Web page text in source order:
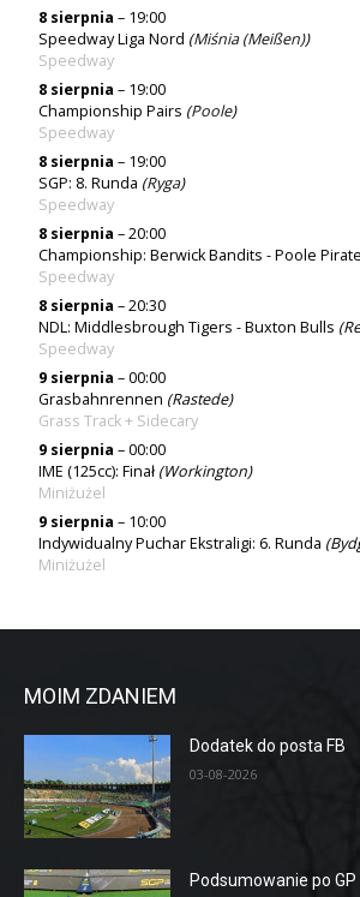
8 sierpnia – 19:00
Speedway Liga Nord (Miśnia (Meißen))
Speedway
8 sierpnia – 19:00
Championship Pairs (Poole)
Speedway
8 sierpnia – 19:00
SGP: 8. Runda (Ryga)
Speedway
8 sierpnia – 20:00
Championship: Berwick Bandits - Poole
Speedway
8 sierpnia – 20:30
NDL: Middlesbrough Tigers - Buxton Bulls
Speedway
9 sierpnia – 00:00
Grasbahnrennen (Rastede)
Grass Track + Sidecary
9 sierpnia – 00:00
IME (125cc): Finał(Workington)
Miniżużel
9 sierpnia – 10:00
Indywidualny Puchar Ekstraligi: 6. Runda
Miniżużel
MOIM ZDANIEM
Dodatek do posta FB
03-08-2026
Podsumowanie po